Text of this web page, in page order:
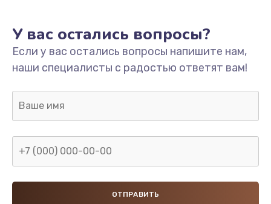
У вас остались вопросы?
Если у вас остались вопросы напишите нам,
наши специалисты с радостью ответят вам!